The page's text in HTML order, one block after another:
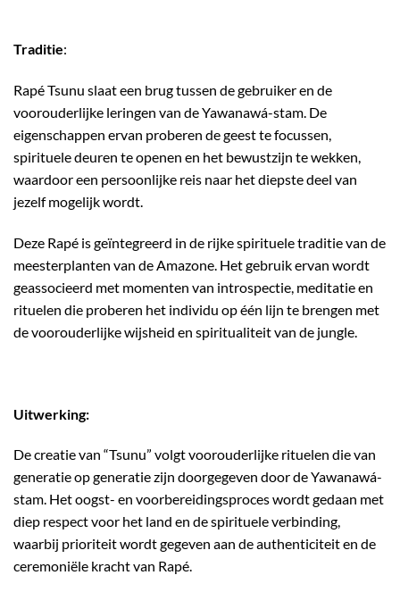
Traditie:
Rapé Tsunu slaat een brug tussen de gebruiker en de
voorouderlijke leringen van de Yawanawá-stam. De
eigenschappen ervan proberen de geest te focussen,
spirituele deuren te openen en het bewustzijn te wekken,
waardoor een persoonlijke reis naar het diepste deel van
jezelf mogelijk wordt.
Deze Rapé is geïntegreerd in de rijke spirituele traditie van de
meesterplanten van de Amazone. Het gebruik ervan wordt
geassocieerd met momenten van introspectie, meditatie en
rituelen die proberen het individu op één lijn te brengen met
de voorouderlijke wijsheid en spiritualiteit van de jungle.
Uitwerking:
De creatie van “Tsunu” volgt voorouderlijke rituelen die van
generatie op generatie zijn doorgegeven door de Yawanawá-
stam. Het oogst- en voorbereidingsproces wordt gedaan met
diep respect voor het land en de spirituele verbinding,
waarbij prioriteit wordt gegeven aan de authenticiteit en de
ceremoniële kracht van Rapé.